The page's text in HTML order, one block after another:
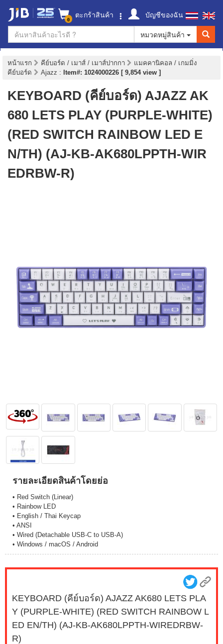
0 ตะกร้าสินค้า
บัญชีของฉัน
หมวดหมู่สินค้า
หน้าแรก คีย์บอร์ด / เมาส์ / เมาส์ปากกา
แมคคานิคอล / เกมมิ่ง
คีย์บอร์ด
Ajazz : Item#: 1024000226 [ 9,854 view ]
KEYBOARD (คีย์บอร์ด) AJAZZ AK
680 LETS PLAY (PURPLE-WHITE)
(RED SWITCH RAINBOW LED E
N/TH) (AJ-KB-AK680LPPTH-WIR
EDRBW-R)
รายละเอียดสินค้าโดยย่อ
• Red Switch (Linear)
• Rainbow LED
• English / Thai Keycap
• ANSI
• Wired (Detachable USB-C to USB-A)
• Windows / macOS / Android
KEYBOARD (คีย์บอร์ด) AJAZZ AK680 LETS PLA
Y (PURPLE-WHITE) (RED SWITCH RAINBOW L
ED EN/TH) (AJ-KB-AK680LPPTH-WIREDRBW-
R)